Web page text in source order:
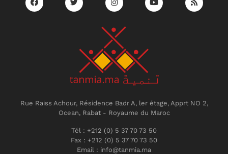
Rue Raiss Achour, Résidence Badr A, ler étage, Apprt NO 2,
Ocean, Rabat - Royaume du Maroc
Tél : +212 (0) 5 37 70 73 50
Fax : +212 (0) 5 37 70 73 50
Email : info@tanmia.ma